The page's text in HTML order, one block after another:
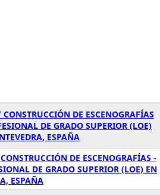
DE ESCENOGRAFÍAS
DE GRADO SUPERIOR (LOE)
ESPAÑA
DE ESCENOGRAFÍAS -
DE GRADO SUPERIOR (LOE) EN
ESPAÑA